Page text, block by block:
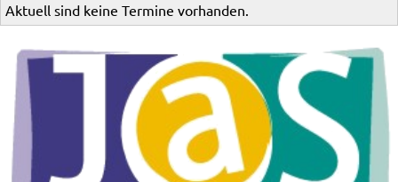
Aktuell sind keine Termine vorhanden.